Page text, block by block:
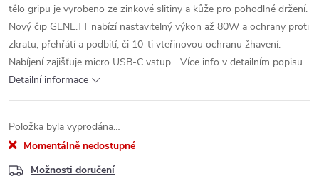
tělo gripu je vyrobeno ze zinkové slitiny a kůže pro pohodlné držení.
Nový čip GENE.TT nabízí nastavitelný výkon až 80W a ochrany proti
zkratu, přehřátí a podbití, či 10-ti vteřinovou ochranu žhavení.
Nabíjení zajišťuje micro USB-C vstup... Více info v detailním popisu
Detailní informace
Položka byla vyprodána…
Momentálně nedostupné
Možnosti doručení